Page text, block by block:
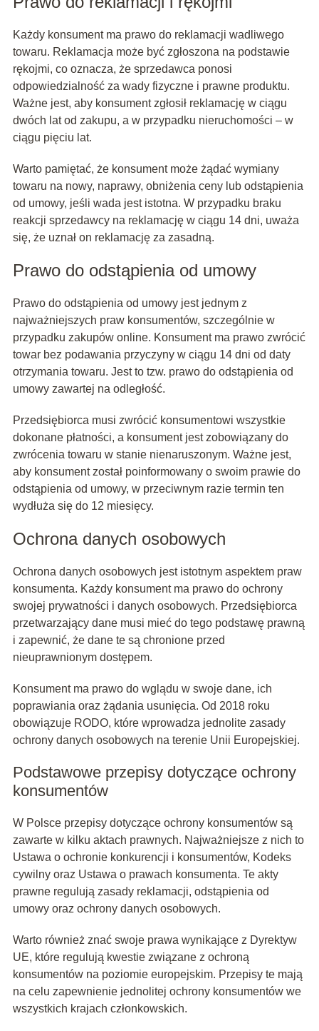
Każdy konsument ma prawo do reklamacji wadliwego
towaru. Reklamacja może być zgłoszona na podstawie
rękojmi, co oznacza, że sprzedawca ponosi
odpowiedzialność za wady fizyczne i prawne produktu.
Ważne jest, aby konsument zgłosił reklamację w ciągu
dwóch lat od zakupu, a w przypadku nieruchomości – w
ciągu pięciu lat.
Warto pamiętać, że konsument może żądać wymiany
towaru na nowy, naprawy, obniżenia ceny lub odstąpienia
od umowy, jeśli wada jest istotna. W przypadku braku
reakcji sprzedawcy na reklamację w ciągu 14 dni, uważa
się, że uznał on reklamację za zasadną.
Prawo do odstąpienia od umowy
Prawo do odstąpienia od umowy jest jednym z
najważniejszych praw konsumentów, szczególnie w
przypadku zakupów online. Konsument ma prawo zwrócić
towar bez podawania przyczyny w ciągu 14 dni od daty
otrzymania towaru. Jest to tzw. prawo do odstąpienia od
umowy zawartej na odległość.
Przedsiębiorca musi zwrócić konsumentowi wszystkie
dokonane płatności, a konsument jest zobowiązany do
zwrócenia towaru w stanie nienaruszonym. Ważne jest,
aby konsument został poinformowany o swoim prawie do
odstąpienia od umowy, w przeciwnym razie termin ten
wydłuża się do 12 miesięcy.
Ochrona danych osobowych
Ochrona danych osobowych jest istotnym aspektem praw
konsumenta. Każdy konsument ma prawo do ochrony
swojej prywatności i danych osobowych. Przedsiębiorca
przetwarzający dane musi mieć do tego podstawę prawną
i zapewnić, że dane te są chronione przed
nieuprawnionym dostępem.
Konsument ma prawo do wglądu w swoje dane, ich
poprawiania oraz żądania usunięcia. Od 2018 roku
obowiązuje RODO, które wprowadza jednolite zasady
ochrony danych osobowych na terenie Unii Europejskiej.
Podstawowe przepisy dotyczące ochrony
konsumentów
W Polsce przepisy dotyczące ochrony konsumentów są
zawarte w kilku aktach prawnych. Najważniejsze z nich to
Ustawa o ochronie konkurencji i konsumentów, Kodeks
cywilny oraz Ustawa o prawach konsumenta. Te akty
prawne regulują zasady reklamacji, odstąpienia od
umowy oraz ochrony danych osobowych.
Warto również znać swoje prawa wynikające z Dyrektyw
UE, które regulują kwestie związane z ochroną
konsumentów na poziomie europejskim. Przepisy te mają
na celu zapewnienie jednolitej ochrony konsumentów we
wszystkich krajach członkowskich.